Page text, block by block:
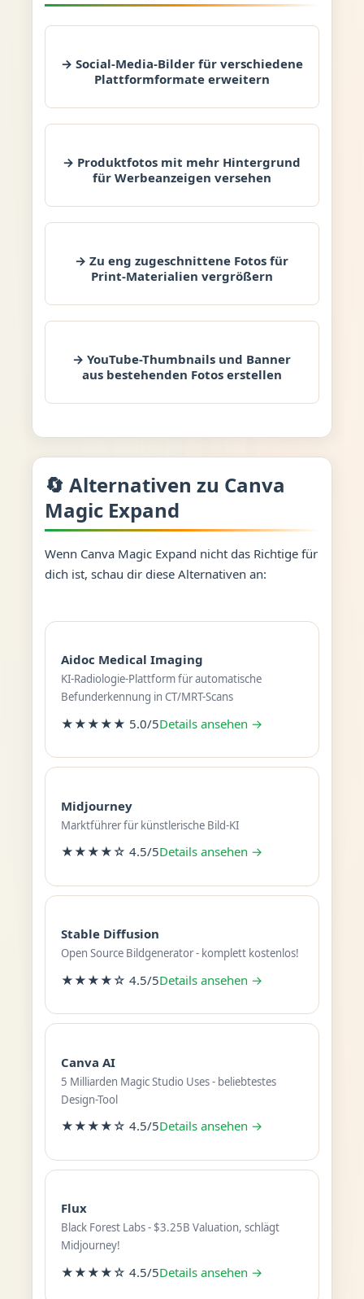
→ Social-Media-Bilder für verschiedene
Plattformformate erweitern
→ Produktfotos mit mehr Hintergrund
für Werbeanzeigen versehen
→ Zu eng zugeschnittene Fotos für
Print-Materialien vergrößern
→ YouTube-Thumbnails und Banner
aus bestehenden Fotos erstellen
🔄 Alternativen zu Canva
Magic Expand
Wenn Canva Magic Expand nicht das Richtige für
dich ist, schau dir diese Alternativen an:
Aidoc Medical Imaging
KI-Radiologie-Plattform für automatische
Befunderkennung in CT/MRT-Scans
★★★★★ 5.0/5Details ansehen →
Midjourney
Marktführer für künstlerische Bild-KI
★★★★☆ 4.5/5Details ansehen →
Stable Diffusion
Open Source Bildgenerator - komplett kostenlos!
★★★★☆ 4.5/5Details ansehen →
Canva AI
5 Milliarden Magic Studio Uses - beliebtestes
Design-Tool
★★★★☆ 4.5/5Details ansehen →
Flux
Black Forest Labs - $3.25B Valuation, schlägt
Midjourney!
★★★★☆ 4.5/5Details ansehen →